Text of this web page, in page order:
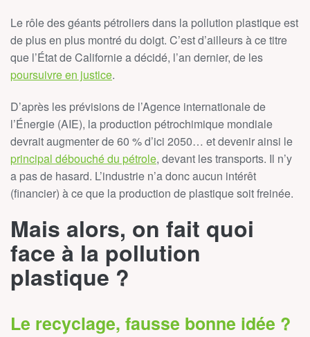
Le rôle des géants pétroliers dans la pollution plastique est
de plus en plus montré du doigt. C’est d’ailleurs à ce titre
que l’État de Californie a décidé, l’an dernier, de les
poursuivre en justice.
D’après les prévisions de l’Agence internationale de
l’Énergie (AIE), la production pétrochimique mondiale
devrait augmenter de 60 % d’ici 2050… et devenir ainsi le
principal débouché du pétrole, devant les transports. Il n’y
a pas de hasard. L’industrie n’a donc aucun intérêt
(financier) à ce que la production de plastique soit freinée.
Mais alors, on fait quoi
face à la pollution
plastique ?
Le recyclage, fausse bonne idée ?